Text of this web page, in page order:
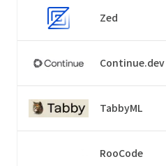
Zed
Continue.dev
TabbyML
RooCode